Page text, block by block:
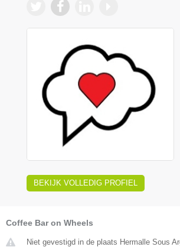
BEKIJK VOLLEDIG PROFIEL
Coffee Bar on Wheels
Niet gevestigd in de plaats Hermalle Sous